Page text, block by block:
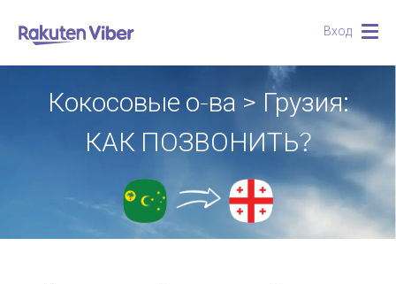
Вход
Кокосовые о-ва > Грузия:
КАК ПОЗВОНИТЬ?